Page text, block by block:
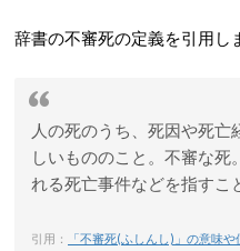
辞書の不審死の定義を引用し
人の死のうち、死因や死
しいもののこと。不審な死
れる死亡事件などを指すこ
引用： 「不審死(ふしんし)」の意味